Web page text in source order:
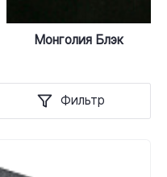
Монголия Блэк
Фильтр